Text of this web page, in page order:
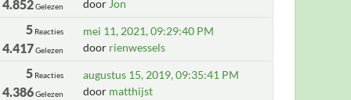
4.852Gelezen
door Jon
5 Reacties
4.417Gelezen
mei 11, 2021, 09:29:40 PM
door rienwessels
5 Reacties
4.386Gelezen
augustus 15, 2019, 09:35:41 PM
door matthijst